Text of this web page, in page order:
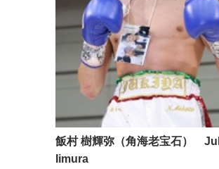
飯村 樹輝弥（角海老宝石）
Iimura